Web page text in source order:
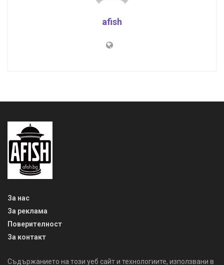
afish
За нас
За реклама
Поверителност
За контакт
Съдържанието на този уеб сайт и технологиите, използвани в